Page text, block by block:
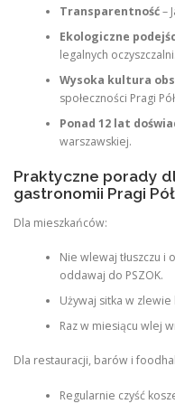
Transparentność–
Ekologiczne
legalnych oczyszczalni.
Wysoka kultura
społeczności Pragi
Ponad 12 lat
warszawskiej.
Praktyczne porady
gastronomii Pragi
Dla mieszkańców:
Nie wlewaj tłuszczu
oddawaj do PSZOK.
Używaj sitka w
Raz w miesiącu wlej
Dla restauracji, barów i
Regularnie czyść